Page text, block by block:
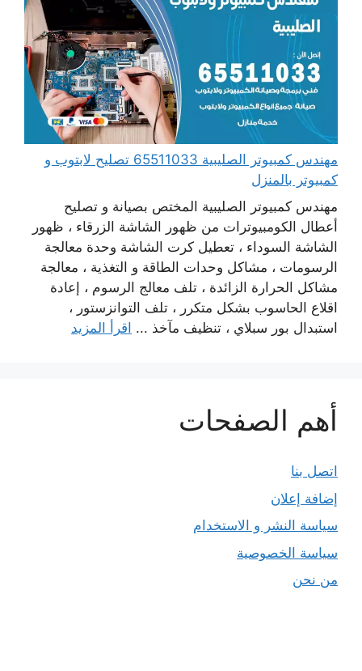
مهندس كمبيوتر الصليبية 65511033 تصليح لابتوب و
كمبيوتر بالمنزل
مهندس كمبيوتر الصليبية المختص بصيانة و تصليح
أعطال الكومبيوترات من ظهور الشاشة الزرقاء ، ظهور
الشاشة السوداء ، تعطيل كرت الشاشة وحدة معالجة
الرسومات ، مشاكل وحدات الطاقة و التغذية ، معالجة
مشاكل الحرارة الزائدة ، تلف معالج الرسوم ، إعادة
اقلاع الحاسوب بشكل متكرر ، تلف التوانزستور ،
استبدال بور سبلاي ، تنظيف مآخذ ... اقرأ المزيد
أهم الصفحات
اتصل بنا
إضافة إعلان
سياسة النشر و الاستخدام
سياسة الخصوصية
من نحن